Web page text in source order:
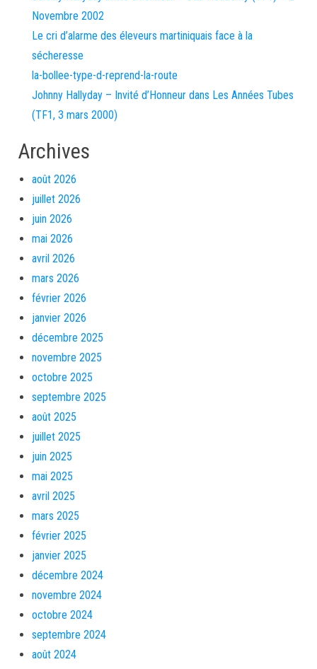
Novembre 2002
Le cri d’alarme des éleveurs martiniquais face à la
sécheresse
la-bollee-type-d-reprend-la-route
Johnny Hallyday – Invité d’Honneur dans Les Années Tubes
(TF1, 3 mars 2000)
Archives
août 2026
juillet 2026
juin 2026
mai 2026
avril 2026
mars 2026
février 2026
janvier 2026
décembre 2025
novembre 2025
octobre 2025
septembre 2025
août 2025
juillet 2025
juin 2025
mai 2025
avril 2025
mars 2025
février 2025
janvier 2025
décembre 2024
novembre 2024
octobre 2024
septembre 2024
août 2024